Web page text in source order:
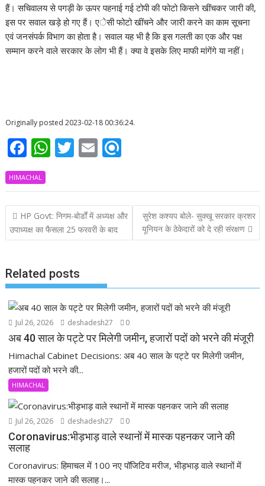
हैं। सचिवालय से पगड़ी के ऊपर पहनाई गई टोपी की फोटो किसने खींचकर जारी की,
इस पर सवाल खड़े हो गए हैं। एेसी फोटो खींचने और जारी करने का काम सूचना
एवं जनसंपर्क विभाग का होता है। सवाल यह भी है कि इस गलती का एक और पक्ष
सम्मान करने वाले सरकार के लोग भी हैं। क्या वे इसके लिए माफी मांगेंगे या नहीं।
Originally posted 2023-02-18 00:36:24.
F
ac
e
b
o
o
W
at
s
A
p
T
itt
er
E
ai
l
i
n
d
HIMACHAL
Post
navigation
HP Govt: निगम-बोर्डों में अध्यक्ष और
उपाध्यक्ष का फैसला 25 फरवरी के बाद
सुरेश कश्यप बोले- सुक्खू सरकार क्रशर
यूनियन के ठेकेदारों को दे रही संरक्षण
Related posts
Jul 26, 2026 deshadesh27 0
अब 40 साल के पट्टे पर मिलेगी जमीन, हजारों पदों को भरने की मंजूरी
Himachal Cabinet Decisions: अब 40 साल के पट्टे पर मिलेगी जमीन,
हजारों पदों को भरने की...
HIMACHAL
Jul 26, 2026 deshadesh27 0
Coronavirus:भीड़भाड़ वाले स्थानों में मास्क पहनकर जाने की
सलाह
Coronavirus: हिमाचल में 100 नए पॉजिटिव मरीज, भीड़भाड़ वाले स्थानों में
मास्क पहनकर जाने की सलाह।...